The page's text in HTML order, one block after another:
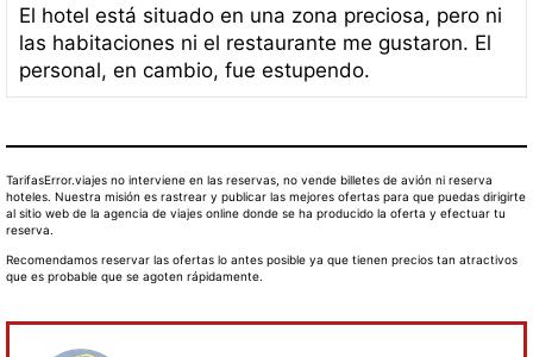
El hotel está situado en una zona preciosa, pero ni
las habitaciones ni el restaurante me gustaron. El
personal, en cambio, fue estupendo.
TarifasError.viajes no interviene en las reservas, no vende billetes de avión ni reserva
hoteles. Nuestra misión es rastrear y publicar las mejores ofertas para que puedas dirigirte
al sitio web de la agencia de viajes online donde se ha producido la oferta y efectuar tu
reserva.
Recomendamos reservar las ofertas lo antes posible ya que tienen precios tan atractivos
que es probable que se agoten rápidamente.